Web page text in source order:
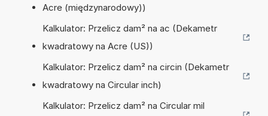
Acre (międzynarodowy))
Kalkulator: Przelicz dam² na ac (Dekametr
kwadratowy na Acre (US))
Kalkulator: Przelicz dam² na circin (Dekametr
kwadratowy na Circular inch)
Kalkulator: Przelicz dam² na Circular mil